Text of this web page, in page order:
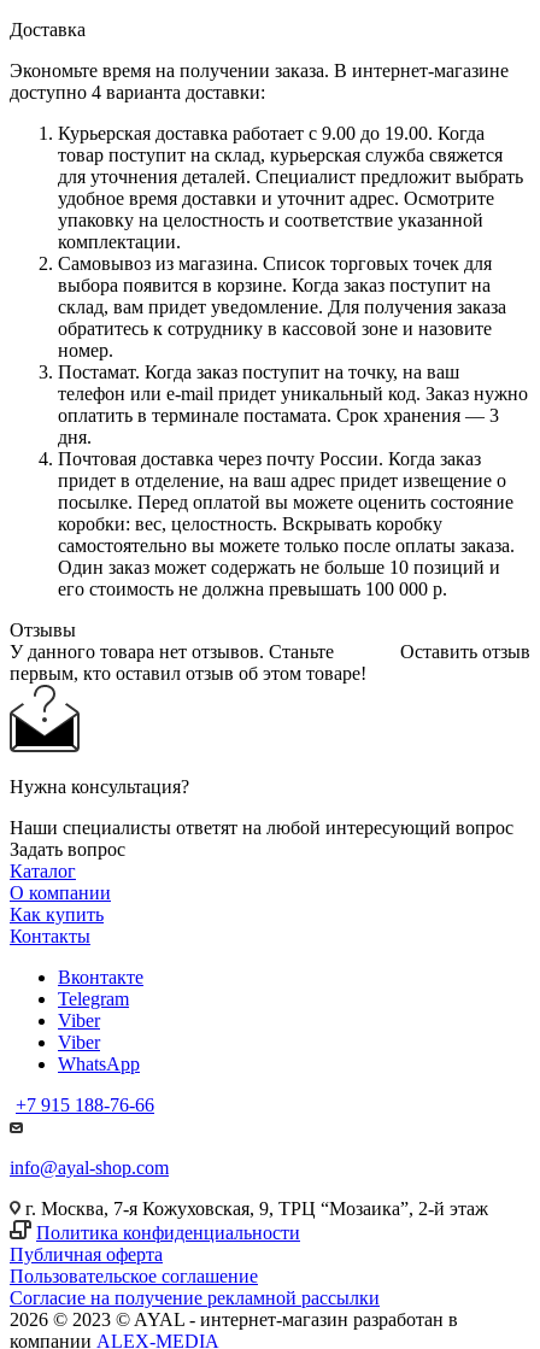
Доставка
Экономьте время на получении заказа. В интернет-магазине
доступно 4 варианта доставки:
Курьерская доставка работает с 9.00 до 19.00. Когда
товар поступит на склад, курьерская служба свяжется
для уточнения деталей. Специалист предложит выбрать
удобное время доставки и уточнит адрес. Осмотрите
упаковку на целостность и соответствие указанной
комплектации.
Самовывоз из магазина. Список торговых точек для
выбора появится в корзине. Когда заказ поступит на
склад, вам придет уведомление. Для получения заказа
обратитесь к сотруднику в кассовой зоне и назовите
номер.
Постамат. Когда заказ поступит на точку, на ваш
телефон или e-mail придет уникальный код. Заказ нужно
оплатить в терминале постамата. Срок хранения — 3
дня.
Почтовая доставка через почту России. Когда заказ
придет в отделение, на ваш адрес придет извещение о
посылке. Перед оплатой вы можете оценить состояние
коробки: вес, целостность. Вскрывать коробку
самостоятельно вы можете только после оплаты заказа.
Один заказ может содержать не больше 10 позиций и
его стоимость не должна превышать 100 000 р.
Отзывы
Оставить отзыв
У данного товара нет отзывов. Станьте
первым, кто оставил отзыв об этом товаре!
Нужна консультация?
Наши специалисты ответят на любой интересующий вопрос
Задать вопрос
Каталог
О компании
Как купить
Контакты
Вконтакте
Telegram
Viber
Viber
WhatsApp
+7 915 188-76-66
info@ayal-shop.com
г. Москва, 7-я Кожуховская, 9, ТРЦ “Мозаика”, 2-й этаж
Политика конфиденциальности
Публичная оферта
Пользовательское соглашение
Согласие на получение рекламной рассылки
2026 © 2023 © AYAL - интернет-магазин разработан в
компании ALEX-MEDIA